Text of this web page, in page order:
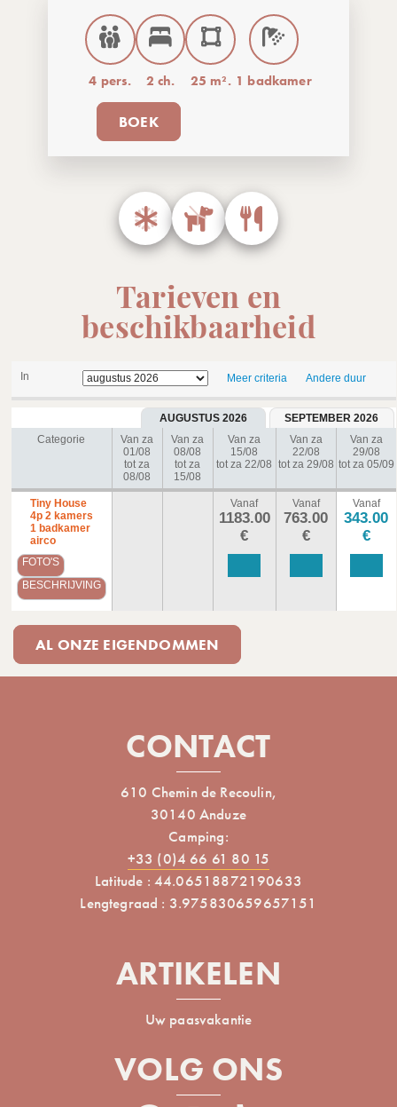
4 pers. 2 ch. 25 m². 1 badkamer
BOEK
Tarieven en
beschikbaarheid
In Meer criteria Andere duur
AUGUSTUS 2026
SEPTEMBER 2026
Categorie
Van za
01/08
tot za
08/08
Van za
08/08
tot za
15/08
Van za
15/08
tot za 22/08
Van za
22/08
tot za 29/08
Van za
29/08
tot za 05/09
Tiny House
4p 2 kamers
1 badkamer
airco
FOTO'S
BESCHRIJVING
Vanaf
1183.00
€
Vanaf
763.00
€
Vanaf
343.00
€
AL ONZE EIGENDOMMEN
CONTACT
610 Chemin de Recoulin,
30140 Anduze
Camping:
+33 (0)4 66 61 80 15
Latitude : 44.06518872190633
Lengtegraad : 3.975830659657151
ARTIKELEN
Uw paasvakantie
VOLG ONS